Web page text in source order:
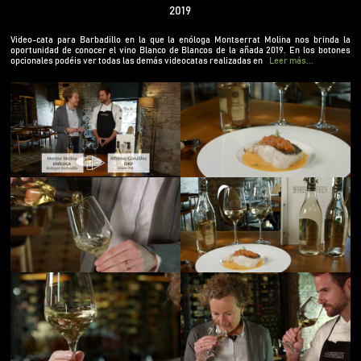
2019
Video-cata para Barbadillo en la que la enóloga Montserrat Molina nos brinda la
oportunidad de conocer el vino Blanco de Blancos de la añada 2019. En los botones
opcionales podéis ver todas las demás videocatas realizadas en
Leer más...
conocer el vino Blanco de Blancos de la añada
las demás videocatas realizadas en 2019 por
Montserrat Molina, enóloga de Barbadillo.